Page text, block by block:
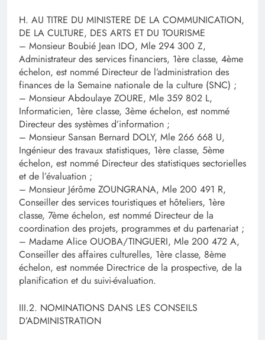
H. AU TITRE DU MINISTERE DE LA COMMUNICATION,
DE LA CULTURE, DES ARTS ET DU TOURISME
– Monsieur Boubié Jean IDO, Mle 294 300 Z,
Administrateur des services financiers, 1ère classe, 4ème
échelon, est nommé Directeur de l’administration des
finances de la Semaine nationale de la culture (SNC) ;
– Monsieur Abdoulaye ZOURE, Mle 359 802 L,
Informaticien, 1ère classe, 3ème échelon, est nommé
Directeur des systèmes d’information ;
– Monsieur Sansan Bernard DOLY, Mle 266 668 U,
Ingénieur des travaux statistiques, 1ère classe, 5ème
échelon, est nommé Directeur des statistiques sectorielles
et de l’évaluation ;
– Monsieur Jérôme ZOUNGRANA, Mle 200 491 R,
Conseiller des services touristiques et hôteliers, 1ère
classe, 7ème échelon, est nommé Directeur de la
coordination des projets, programmes et du partenariat ;
– Madame Alice OUOBA/TINGUERI, Mle 200 472 A,
Conseiller des affaires culturelles, 1ère classe, 8ème
échelon, est nommée Directrice de la prospective, de la
planification et du suivi-évaluation.
III.2. NOMINATIONS DANS LES CONSEILS
D’ADMINISTRATION